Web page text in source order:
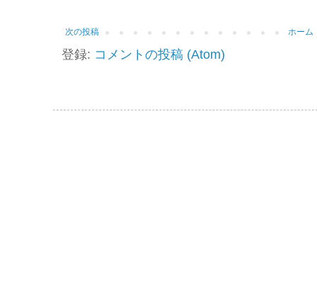
次の投稿 ホーム
登録: コメントの投稿 (Atom)